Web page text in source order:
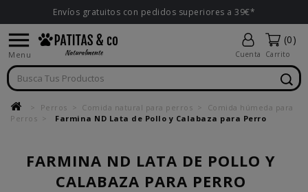
Envíos gratuitos con pedidos superiores a 39€*

Menu Cuenta
(0)
Carrito
Perros Comida natural para perros
Comida húmeda para
Perros
Farmina ND Lata de Pollo y Calabaza para Perro
FARMINA ND LATA DE POLLO Y
CALABAZA PARA PERRO